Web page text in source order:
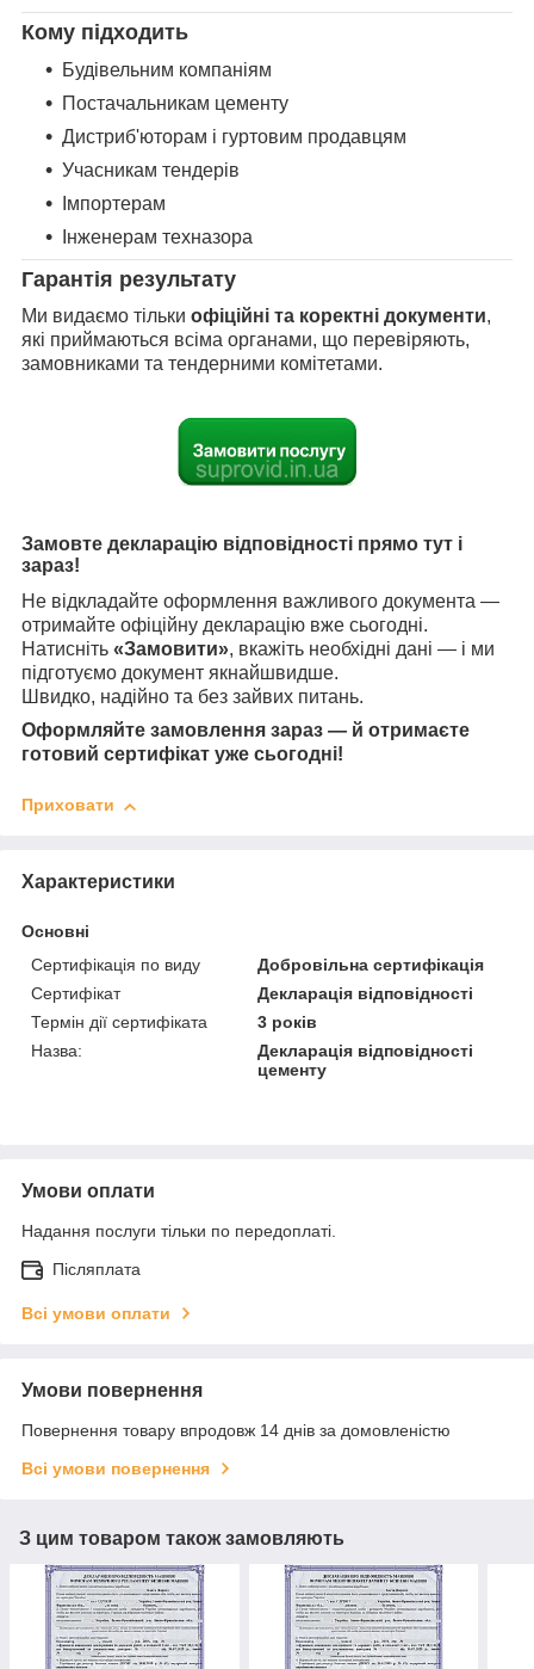
Кому підходить
Будівельним компаніям
Постачальникам цементу
Дистриб'юторам і гуртовим продавцям
Учасникам тендерів
Імпортерам
Інженерам техназора
Гарантія результату
Ми видаємо тільки офіційні та коректні документи,
які приймаються всіма органами, що перевіряють,
замовниками та тендерними комітетами.
Замовте декларацію відповідності прямо тут і
зараз!
Не відкладайте оформлення важливого документа —
отримайте офіційну декларацію вже сьогодні.
Натисніть «Замовити», вкажіть необхідні дані — і ми
підготуємо документ якнайшвидше.
Швидко, надійно та без зайвих питань.
Оформляйте замовлення зараз — й отримаєте
готовий сертифікат уже сьогодні!
Приховати
Характеристики
Основні
Сертифікація по виду
Добровільна сертифікація
Сертифікат
Декларація відповідності
Термін дії сертифіката
3 років
Назва:
Декларація відповідності
цементу
Умови оплати
Надання послуги тільки по передоплаті.
Післяплата
Всі умови оплати
Умови повернення
Повернення товару впродовж 14 днів за домовленістю
Всі умови повернення
З цим товаром також замовляють